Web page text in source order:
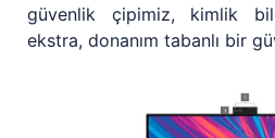
güvenlik çipimiz, kimlik
ekstra, donanım tabanlı bir